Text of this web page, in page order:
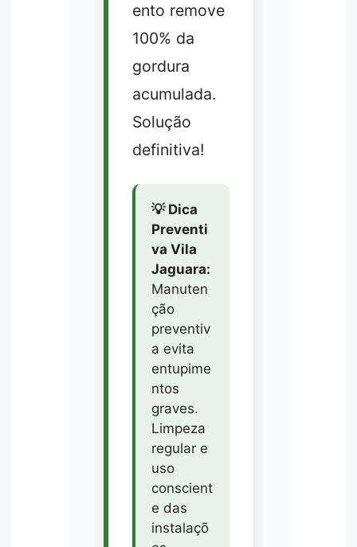
ento remove
100% da
gordura
acumulada.
Solução
definitiva!
💡 Dica
Preventi
va Vila
Jaguara:
Manuten
ção
preventiv
a evita
entupime
ntos
graves.
Limpeza
regular e
uso
conscient
e das
instalaçõ